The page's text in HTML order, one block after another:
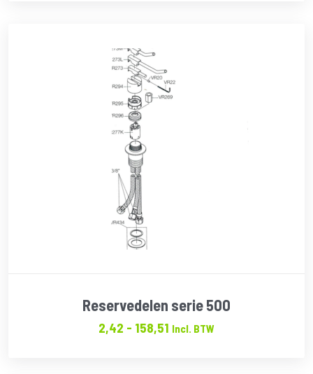
Reservedelen serie 500
2,42 - 158,51 Prijsklasse:
Incl. BTW